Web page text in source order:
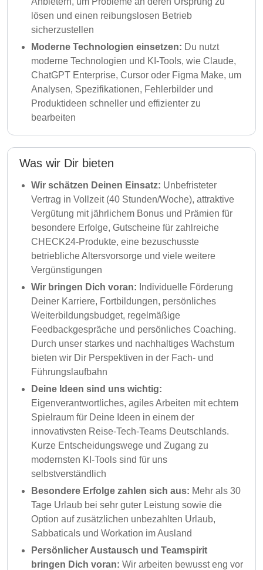
lösen und einen reibungslosen Betrieb
sicherzustellen
Moderne Technologien einsetzen: Du nutzt
moderne Technologien und KI-Tools, wie Claude,
ChatGPT Enterprise, Cursor oder Figma Make, um
Analysen, Spezifikationen, Fehlerbilder und
Produktideen schneller und effizienter zu
bearbeiten
Was wir Dir bieten
Wir schätzen Deinen Einsatz: Unbefristeter
Vertrag in Vollzeit (40 Stunden/Woche), attraktive
Vergütung mit jährlichem Bonus und Prämien für
besondere Erfolge, Gutscheine für zahlreiche
CHECK24-Produkte, eine bezuschusste
betriebliche Altersvorsorge und viele weitere
Vergünstigungen
Wir bringen Dich voran: Individuelle Förderung
Deiner Karriere, Fortbildungen, persönliches
Weiterbildungsbudget, regelmäßige
Feedbackgespräche und persönliches Coaching.
Durch unser starkes und nachhaltiges Wachstum
bieten wir Dir Perspektiven in der Fach- und
Führungslaufbahn
Deine Ideen sind uns wichtig:
Eigenverantwortliches, agiles Arbeiten mit echtem
Spielraum für Deine Ideen in einem der
innovativsten Reise-Tech-Teams Deutschlands.
Kurze Entscheidungswege und Zugang zu
modernsten KI-Tools sind für uns
selbstverständlich
Besondere Erfolge zahlen sich aus: Mehr als 30
Tage Urlaub bei sehr guter Leistung sowie die
Option auf zusätzlichen unbezahlten Urlaub,
Sabbaticals und Workation im Ausland
Persönlicher Austausch und Teamspirit
bringen Dich voran: Wir arbeiten bewusst eng vor